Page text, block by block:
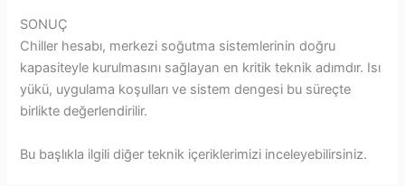
SONUÇ
Chiller hesabı, merkezi soğutma sistemlerinin doğru
kapasiteyle kurulmasını sağlayan en kritik teknik adımdır. Isı
yükü, uygulama koşulları ve sistem dengesi bu süreçte
birlikte değerlendirilir.
Bu başlıkla ilgili diğer teknik içeriklerimizi inceleyebilirsiniz.